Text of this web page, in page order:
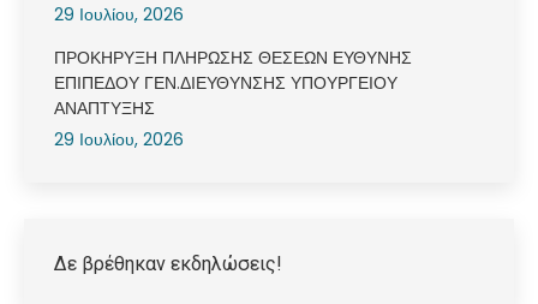
29 Ιουλίου, 2026
ΠΡΟΚΗΡΥΞΗ ΠΛΗΡΩΣΗΣ ΘΕΣΕΩΝ ΕΥΘΥΝΗΣ
ΕΠΙΠΕΔΟΥ ΓΕΝ.ΔΙΕΥΘΥΝΣΗΣ ΥΠΟΥΡΓΕΙΟΥ
ΑΝΑΠΤΥΞΗΣ
29 Ιουλίου, 2026
Δε βρέθηκαν εκδηλώσεις!